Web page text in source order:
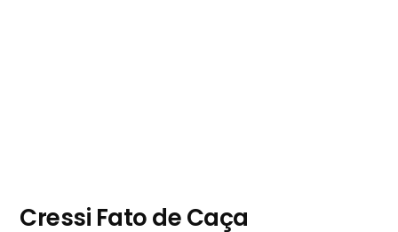
Cressi Fato de Caça